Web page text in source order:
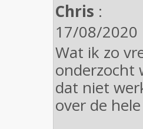
Chris :
17/08/2020
Wat ik zo
onderzocht
dat niet
over de